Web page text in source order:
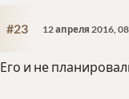
#23 12 апреля 2016,
Его и не